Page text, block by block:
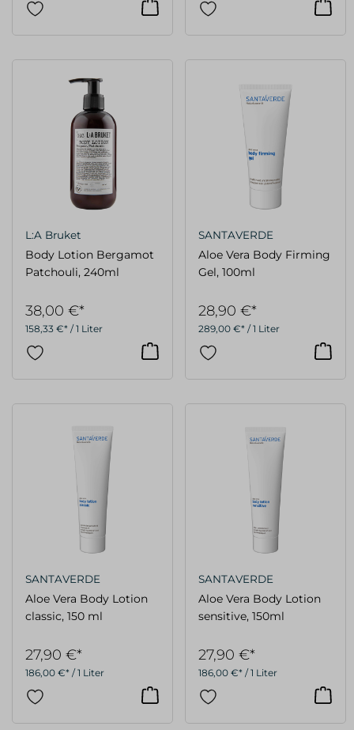
L:A Bruket
Body Lotion Bergamot
Patchouli, 240ml
158,33 €* / 1 Liter
38,00 €*
SANTAVERDE
Aloe Vera Body Firming
Gel, 100ml
289,00 €* / 1 Liter
28,90 €*
SANTAVERDE
Aloe Vera Body Lotion
classic, 150 ml
186,00 €* / 1 Liter
27,90 €*
SANTAVERDE
Aloe Vera Body Lotion
sensitive, 150ml
186,00 €* / 1 Liter
27,90 €*